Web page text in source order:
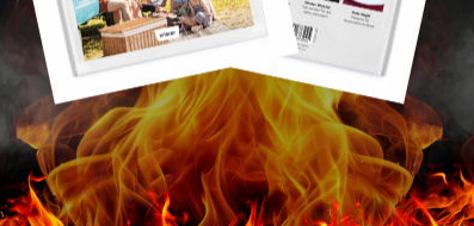
und privater Hobbybastler bin ich
Produktentwicklung und Produktion
zuständig. Besonders die
war der Schwerpunkt meines Studiums.
Grillerlebnisse für euch zu
zusätzliche Weiterbildung zum
für die Zukunft geplant!